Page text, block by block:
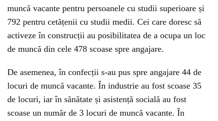
muncă vacante pentru persoanele cu studii superioare și
792 pentru cetățenii cu studii medii. Cei care doresc să
activeze în construcții au posibilitatea de a ocupa un loc
de muncă din cele 478 scoase spre angajare.
De asemenea, în confecții s-au pus spre angajare 44 de
locuri de muncă vacante. În industrie au fost scoase 35
de locuri, iar în sănătate și asistență socială au fost
scoase un număr de 3 locuri de muncă vacante. În